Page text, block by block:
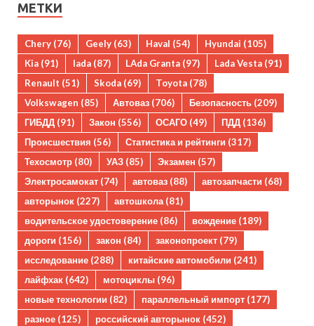
МЕТКИ
Chery (76) Geely (63) Haval (54) Hyundai (105)
Kia (91) lada (87) LAda Granta (97) Lada Vesta (91)
Renault (51) Skoda (69) Toyota (78)
Volkswagen (85) Автоваз (706) Безопасность (209)
ГИБДД (91) Закон (556) ОСАГО (49) ПДД (136)
Происшествия (56) Статистика и рейтинги (317)
Техосмотр (80) УАЗ (85) Экзамен (57)
Электросамокат (74) автоваз (88) автозапчасти (68)
авторынок (227) автошкола(81)
водительское удостоверение (86) вождение (189)
дороги (156) закон (84) законопроект (79)
исследование (288) китайские автомобили (241)
лайфхак (642) мотоциклы (96)
новые технологии (82) параллельный импорт (177)
разное (125) российский авторынок (452)